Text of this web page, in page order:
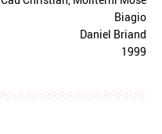
Biagio
Daniel Briand
1999